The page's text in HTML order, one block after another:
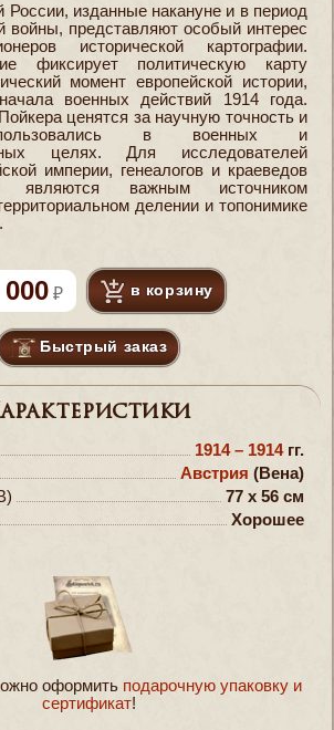
России, изданные накануне и в период
войны, представляют особый интерес
исторической картографии.
фиксирует политическую карту
момент европейской истории,
военных действий 1914 года.
ценятся за научную точность и
в военных и
целях. Для исследователей
империи, генеалогов и краеведов
являются важным источником
делении и топонимике
в корзину
Быстрый заказ
1914 – 1914 гг.
Австрия (Вена)
77 x 56 см
Хорошее
оформить подарочную упаковку и
сертификат!